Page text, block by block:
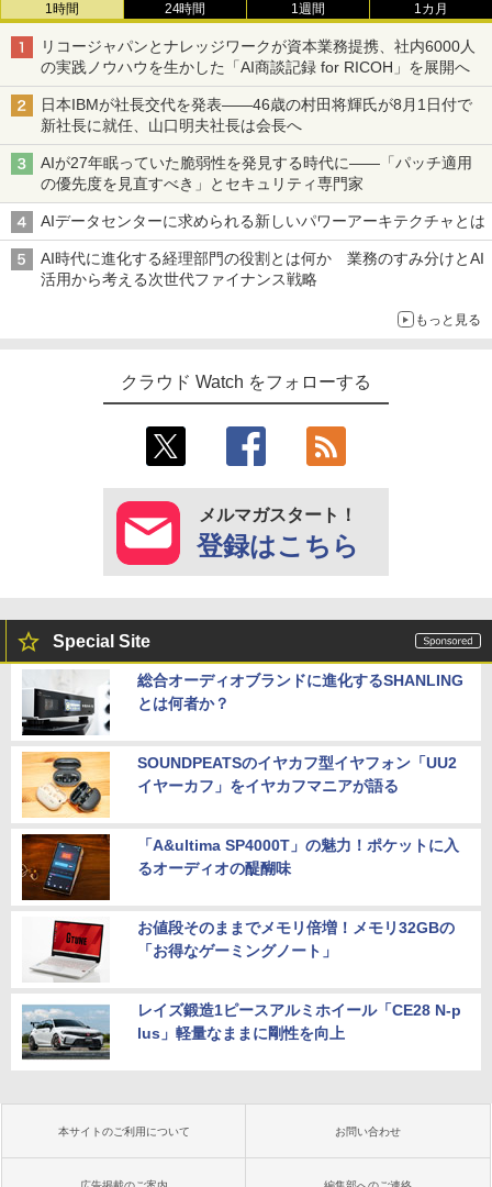
1時間 24時間 1週間 1カ月
リコージャパンとナレッジワークが資本業務提携、社内6000人
の実践ノウハウを生かした「AI商談記録 for RICOH」を展開へ
日本IBMが社長交代を発表――46歳の村田将輝氏が8月1日付で
新社長に就任、山口明夫社長は会長へ
AIが27年眠っていた脆弱性を発見する時代に――「パッチ適用
の優先度を見直すべき」とセキュリティ専門家
AIデータセンターに求められる新しいパワーアーキテクチャとは
AI時代に進化する経理部門の役割とは何か 業務のすみ分けとAI
活用から考える次世代ファイナンス戦略
もっと見る
クラウド Watch をフォローする
メルマガスタート！
登録はこちら
Special Site
総合オーディオブランドに進化するSHANLING
とは何者か？
SOUNDPEATSのイヤカフ型イヤフォン「UU2
イヤーカフ」をイヤカフマニアが語る
「A&ultima SP4000T」の魅力！ポケットに入
るオーディオの醍醐味
お値段そのままでメモリ倍増！メモリ32GBの
「お得なゲーミングノート」
レイズ鍛造1ピースアルミホイール「CE28 N-p
lus」軽量なままに剛性を向上
本サイトのご利用について お問い合わせ